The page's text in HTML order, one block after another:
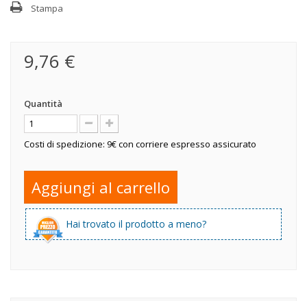
Stampa
9,76 €
Quantità
Costi di spedizione: 9€ con corriere espresso assicurato
Aggiungi al carrello
Hai trovato il prodotto a meno?